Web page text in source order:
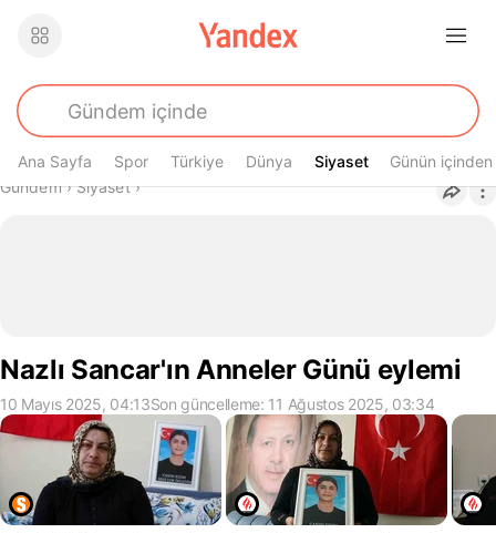
Ana Sayfa Spor Türkiye Dünya Siyaset
Siyaset Günün içinden
Buradasın
Gündem› Siyaset›
Nazlı Sancar'ın Anneler Günü eylemi
10 Mayıs 2025, 04:13Son güncelleme: 11 Ağustos 2025, 03:34